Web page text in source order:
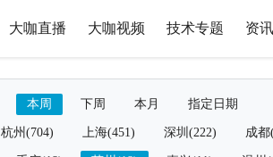
大咖直播 大咖视频 技术专题 资讯
本周 下周 本月 指定日期
杭州(704) 上海(451) 深圳(222) 成都